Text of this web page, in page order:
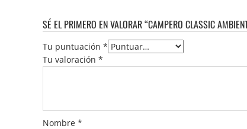
SÉ EL PRIMERO EN VALORAR “CAMPERO CLASSIC
Tu puntuación *
Tu valoración *
Nombre *